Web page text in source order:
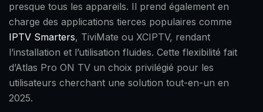
presque tous les appareils. Il prend également en
charge des applications tierces populaires comme
IPTV Smarters, TiviMate ou XCIPTV, rendant
l’installation et l’utilisation fluides. Cette flexibilité fait
d’Atlas Pro ON TV un choix privilégié pour les
utilisateurs cherchant une solution tout-en-un en
2025.